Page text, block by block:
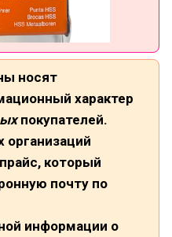
носят
характер
покупателей.
который
почту по
информации о